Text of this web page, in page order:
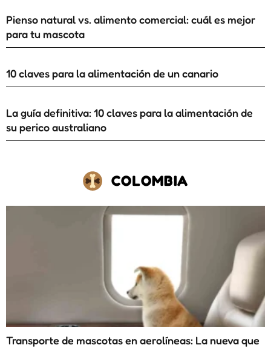
Pienso natural vs. alimento comercial: cuál es mejor
para tu mascota
10 claves para la alimentación de un canario
La guía definitiva: 10 claves para la alimentación de
su perico australiano
COLOMBIA
Transporte de mascotas en aerolíneas: La nueva que